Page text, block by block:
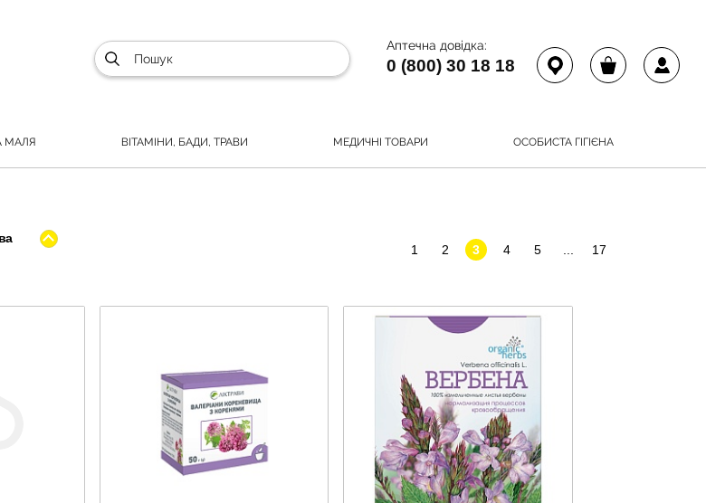
Аптечна довідка:
0 (800) 30 18 18
МАЛЯ ВІТАМІНИ, БАДИ, ТРАВИ МЕДИЧНІ ТОВАРИ ОСОБИСТА ГІГІЄНА
1
2 3 4 5 17